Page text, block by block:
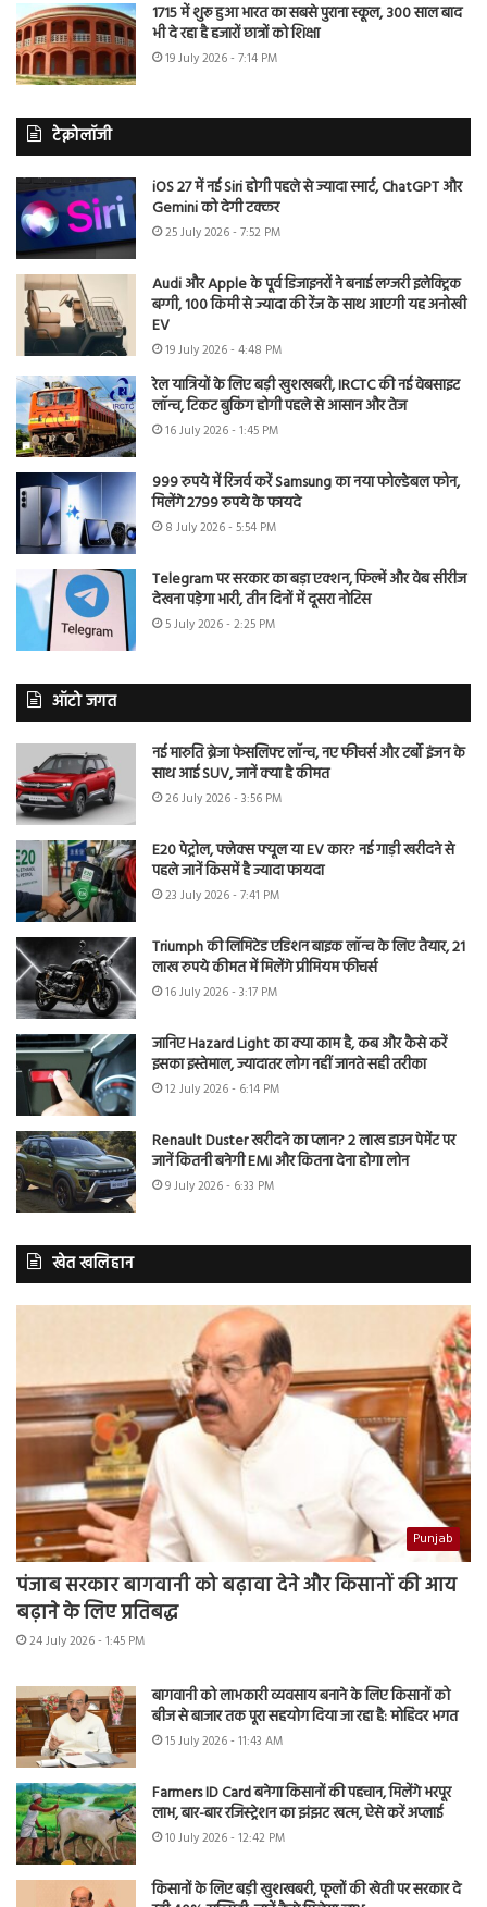
1715 में शुरू हुआ भारत का सबसे पुराना स्कूल, 300 साल बाद
भी दे रहा है हजारों छात्रों को शिक्षा
19 July 2026 - 7:14 PM
टेक्नोलॉजी
iOS 27 में नई Siri होगी पहले से ज्यादा स्मार्ट, ChatGPT और
Gemini को देगी टक्कर
25 July 2026 - 7:52 PM
Audi और Apple के पूर्व डिजाइनरों ने बनाई लग्जरी इलेक्ट्रिक
बग्गी, 100 किमी से ज्यादा की रेंज के साथ आएगी यह अनोखी
EV
19 July 2026 - 4:48 PM
रेल यात्रियों के लिए बड़ी खुशखबरी, IRCTC की नई वेबसाइट
लॉन्च, टिकट बुकिंग होगी पहले से आसान और तेज
16 July 2026 - 1:45 PM
999 रुपये में रिजर्व करें Samsung का नया फोल्डेबल फोन,
मिलेंगे 2799 रुपये के फायदे
8 July 2026 - 5:54 PM
Telegram पर सरकार का बड़ा एक्शन, फिल्में और वेब सीरीज
देखना पड़ेगा भारी, तीन दिनों में दूसरा नोटिस
5 July 2026 - 2:25 PM
ऑटो जगत
नई मारुति ब्रेजा फेसलिफ्ट लॉन्च, नए फीचर्स और टर्बो इंजन के
साथ आई SUV, जानें क्या है कीमत
26 July 2026 - 3:56 PM
E20 पेट्रोल, फ्लेक्स फ्यूल या EV कार? नई गाड़ी खरीदने से
पहले जानें किसमें है ज्यादा फायदा
23 July 2026 - 7:41 PM
Triumph की लिमिटेड एडिशन बाइक लॉन्च के लिए तैयार, 21
लाख रुपये कीमत में मिलेंगे प्रीमियम फीचर्स
16 July 2026 - 3:17 PM
जानिए Hazard Light का क्या काम है, कब और कैसे करें
इसका इस्तेमाल, ज्यादातर लोग नहीं जानते सही तरीका
12 July 2026 - 6:14 PM
Renault Duster खरीदने का प्लान? 2 लाख डाउन पेमेंट पर
जानें कितनी बनेगी EMI और कितना देना होगा लोन
9 July 2026 - 6:33 PM
खेत खलिहान
Punjab
पंजाब सरकार बागवानी को बढ़ावा देने और किसानों की आय
बढ़ाने के लिए प्रतिबद्ध
24 July 2026 - 1:45 PM
बागवानी को लाभकारी व्यवसाय बनाने के लिए किसानों को
बीज से बाजार तक पूरा सहयोग दिया जा रहा है: मोहिंदर भगत
15 July 2026 - 11:43 AM
Farmers ID Card बनेगा किसानों की पहचान, मिलेंगे भरपूर
लाभ, बार-बार रजिस्ट्रेशन का झंझट खत्म, ऐसे करें अप्लाई
10 July 2026 - 12:42 PM
किसानों के लिए बड़ी खुशखबरी, फूलों की खेती पर सरकार दे